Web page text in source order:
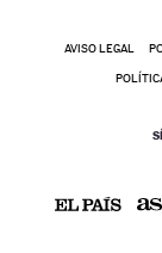
AVISO LEGAL